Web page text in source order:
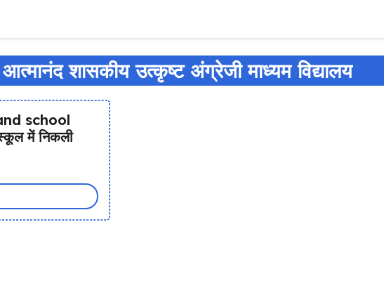
शासकीय उत्कृष्ट अंग्रेजी माध्यम विद्यालय
school
में निकली